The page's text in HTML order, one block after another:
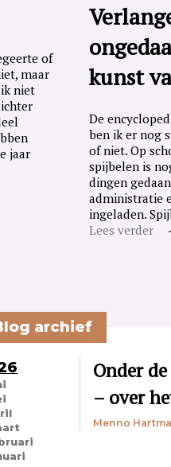
of
maar
niet
jaar
kunst
De
ben ik er nog
of niet. Op
spijbelen is
dingen
administratie
ingeladen.
Lees verder
archief
Onder
– over
Menno